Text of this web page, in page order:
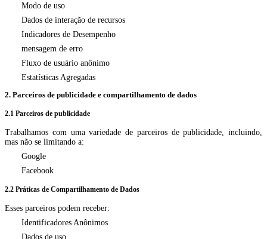
Modo de uso
Dados de interação de recursos
Indicadores de Desempenho
mensagem de erro
Fluxo de usuário anônimo
Estatísticas Agregadas
2. Parceiros de publicidade e compartilhamento de dados
2.1 Parceiros de publicidade
Trabalhamos com uma variedade de parceiros de publicidade, incluindo,
mas não se limitando a:
Google
Facebook
2.2 Práticas de Compartilhamento de Dados
Esses parceiros podem receber:
Identificadores Anônimos
Dados de uso